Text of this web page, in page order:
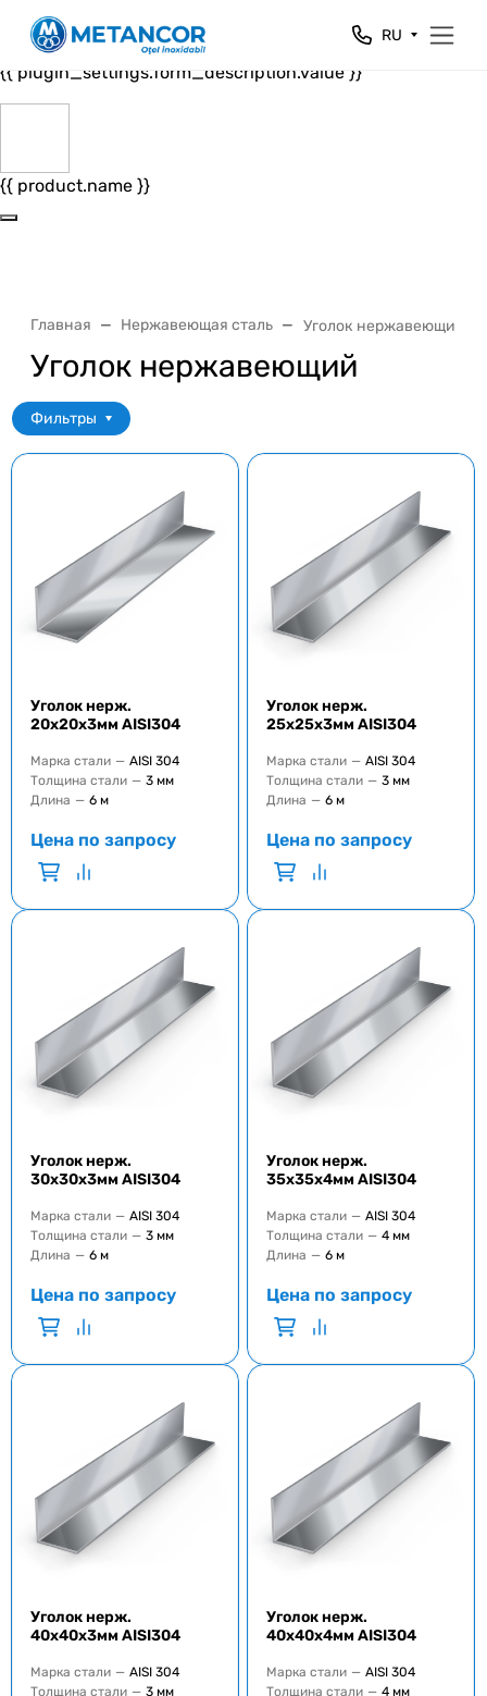
Close
{{ plugin_settings.form_header.value }}
{{ plugin_settings.form_description.value }}
{{ product.name }}
RU
Главная Нержавеющая сталь Уголок нержавеющий
Уголок нержавеющий
Фильтры
Уголок нерж.
20х20х3мм AISI304
Марка стали — AISI 304
Толщина стали — 3 мм
Длина — 6 м
Цена по запросу
Уголок нерж.
25х25х3мм AISI304
Марка стали — AISI 304
Толщина стали — 3 мм
Длина — 6 м
Цена по запросу
Уголок нерж.
30х30х3мм AISI304
Марка стали — AISI 304
Толщина стали — 3 мм
Длина — 6 м
Цена по запросу
Уголок нерж.
35х35х4мм AISI304
Марка стали — AISI 304
Толщина стали — 4 мм
Длина — 6 м
Цена по запросу
Уголок нерж.
40х40х3мм AISI304
Марка стали — AISI 304
Толщина стали — 3 мм
Уголок нерж.
40х40х4мм AISI304
Марка стали — AISI 304
Толщина стали — 4 мм